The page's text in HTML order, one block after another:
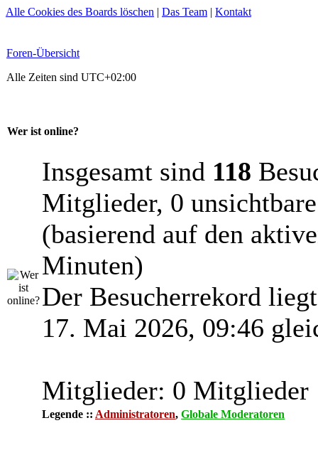
Alle Cookies des Boards löschen | Das Team | Kontakt
Foren-Übersicht
Alle Zeiten sind UTC+02:00
Wer ist online?
Insgesamt sind 118
Mitglieder, 0
(basierend auf den
Minuten)
Der Besucherrekord
17. Mai 2026, 09:46
Mitglieder: 0 Mitglieder
Legende :: Administratoren, Globale Moderatoren